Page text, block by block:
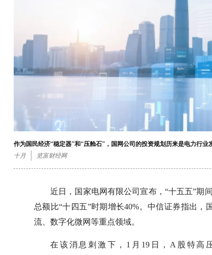
作为国民经济“稳定器”和“压舱石”，国网公司的投资规划历来是电力行业
十月 览富财经网
近日，国家电网有限公司宣布，“十五五”期
总额比“十四五”时期增长40%。中信证券指出
流、数字化微网等重点领域。
在该消息刺激下，1月19日，A股特高